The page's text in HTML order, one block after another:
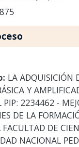
LA ADQUISICIÓN
Y
PIP: 2234462 -
DE LA
DE
NACIONAL